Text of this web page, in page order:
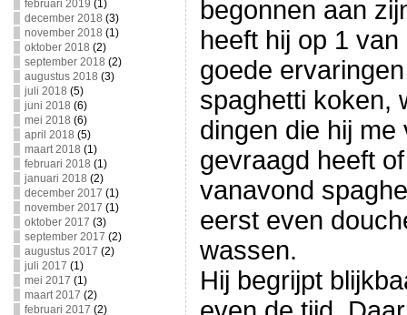
februari 2019 (1)
december 2018 (3)
november 2018 (1)
oktober 2018 (2)
september 2018 (2)
augustus 2018 (3)
juli 2018 (5)
juni 2018 (6)
mei 2018 (6)
april 2018 (5)
maart 2018 (1)
februari 2018 (1)
januari 2018 (2)
december 2017 (1)
november 2017 (1)
oktober 2017 (3)
september 2017 (2)
augustus 2017 (2)
juli 2017 (1)
mei 2017 (1)
maart 2017 (2)
februari 2017 (2)
begonnen aan
heeft hij op 1
goede
spaghetti koken,
dingen die hij
gevraagd heeft
vanavond
eerst even
wassen.
Hij begrijpt